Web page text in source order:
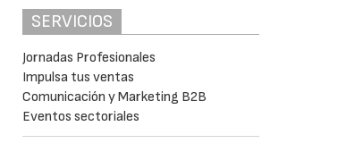
SERVICIOS
Jornadas Profesionales
Impulsa tus ventas
Comunicación y Marketing B2B
Eventos sectoriales